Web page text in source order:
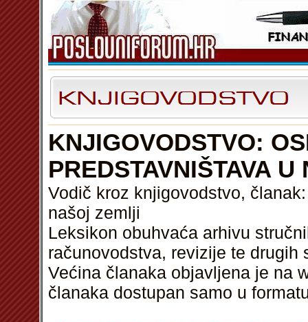
KNJIGOVODSTVO:
PREDSTAVNIŠTAVA
Vodič kroz knjigovodstvo,
našoj zemlji
Leksikon obuhvaća arhivu
računovodstva, revizije te drugih
Većina članaka objavljena je na
članaka dostupan samo u